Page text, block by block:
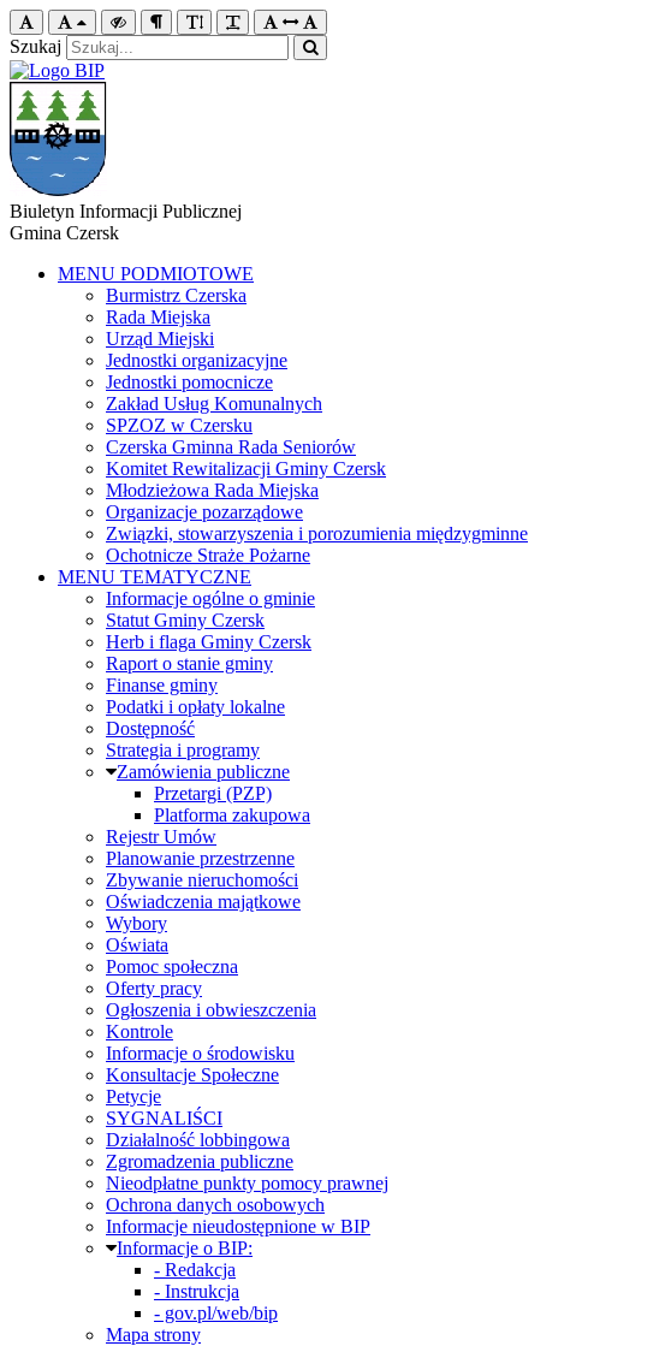
Szukaj
Biuletyn Informacji Publicznej
Gmina Czersk
MENU PODMIOTOWE
Burmistrz Czerska
Rada Miejska
Urząd Miejski
Jednostki organizacyjne
Jednostki pomocnicze
Zakład Usług Komunalnych
SPZOZ w Czersku
Czerska Gminna Rada Seniorów
Komitet Rewitalizacji Gminy Czersk
Młodzieżowa Rada Miejska
Organizacje pozarządowe
Związki, stowarzyszenia i porozumienia międzygminne
Ochotnicze Straże Pożarne
MENU TEMATYCZNE
Informacje ogólne o gminie
Statut Gminy Czersk
Herb i flaga Gminy Czersk
Raport o stanie gminy
Finanse gminy
Podatki i opłaty lokalne
Dostępność
Strategia i programy
Zamówienia publiczne
Przetargi (PZP)
Platforma zakupowa
Rejestr Umów
Planowanie przestrzenne
Zbywanie nieruchomości
Oświadczenia majątkowe
Wybory
Oświata
Pomoc społeczna
Oferty pracy
Ogłoszenia i obwieszczenia
Kontrole
Informacje o środowisku
Konsultacje Społeczne
Petycje
SYGNALIŚCI
Działalność lobbingowa
Zgromadzenia publiczne
Nieodpłatne punkty pomocy prawnej
Ochrona danych osobowych
Informacje nieudostępnione w BIP
Informacje o BIP:
- Redakcja
- Instrukcja
- gov.pl/web/bip
Mapa strony